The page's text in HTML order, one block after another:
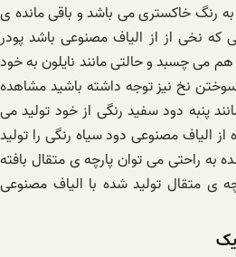
رنگ خاکستری می باشد و باقی مانده ی
که نخی از از الیاف مصنوعی باشد پودر
می چسبد و حالتی مانند نایلون به خود
نخ نیز توجه داشته باشید مشاهده
پنبه دود سفید رنگی از خود تولید می
الیاف مصنوعی دود سیاه رنگی را تولید
به راحتی می توان پارچه ی متقال بافته
ی متقال تولید شده با الیاف مصنوعی